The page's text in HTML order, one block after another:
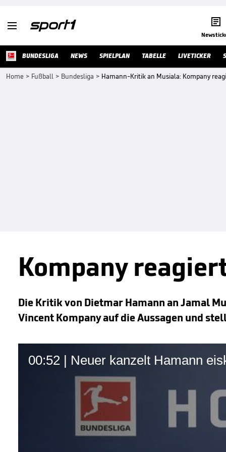
 
BUNDESLIGA NEWS SPIELPLAN TABELLE LIVETICKER
Home > Fußball > Bundesliga > Hamann-Kritik an Musiala: Kompany
Kompany
Die Kritik von Dietmar Hamann an Jamal
Vincent Kompany auf die Aussagen und
00:52 | Neuer kanzelt Hamann